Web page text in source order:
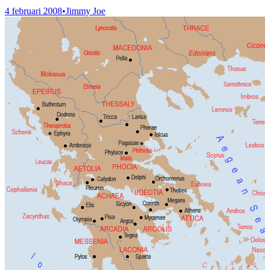
4 februari 2008•Jimmy Joe